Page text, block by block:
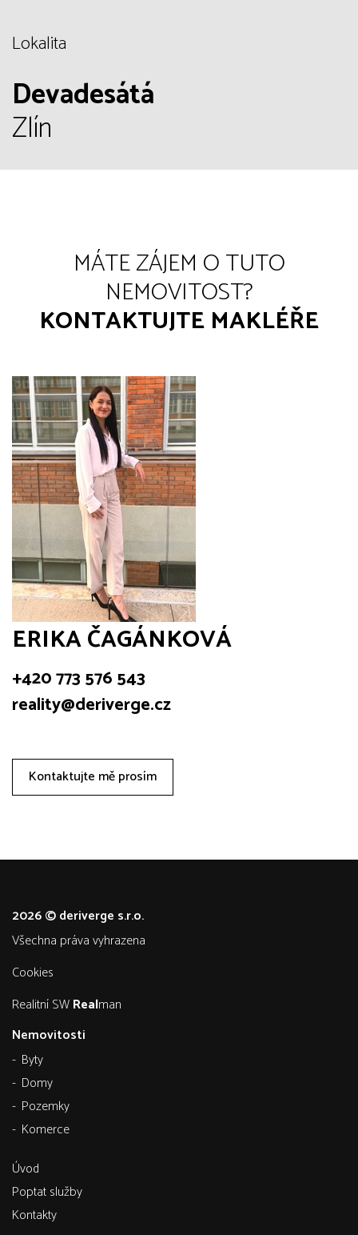
Lokalita
Devadesátá
Zlín
MÁTE ZÁJEM O TUTO
NEMOVITOST?
KONTAKTUJTE MAKLÉŘE
ERIKA ČAGÁNKOVÁ
+420 773 576 543
reality@deriverge.cz
Kontaktujte mě prosím
2026 © deriverge s.r.o.
všechna práva vyhrazena
Cookies
Realitní SWRealman
Nemovitosti
Byty
Domy
Pozemky
Komerce
Úvod
Poptat služby
Kontakty